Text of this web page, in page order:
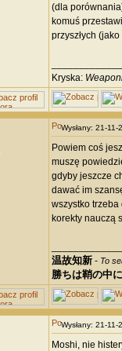
(dla
komuś
przyszłych
Kryska:
Wysłany: 21-
Powiem coś
muszę
gdyby jeszcze
dawać im
wszystko
korekty nauczą
温故知新- To
勝ちは鞘の中
Wysłany: 21-
Moshi, nie